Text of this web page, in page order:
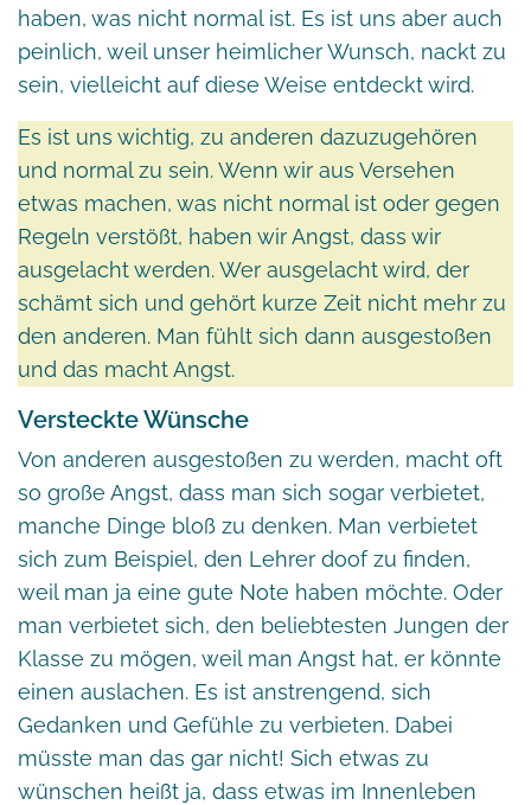
haben, was nicht normal ist. Es ist uns aber auch
peinlich, weil unser heimlicher Wunsch, nackt zu
sein, vielleicht auf diese Weise entdeckt wird.
Es ist uns wichtig, zu anderen dazuzugehören
und normal zu sein. Wenn wir aus Versehen
etwas machen, was nicht normal ist oder gegen
Regeln verstößt, haben wir Angst, dass wir
ausgelacht werden. Wer ausgelacht wird, der
schämt sich und gehört kurze Zeit nicht mehr zu
den anderen. Man fühlt sich dann ausgestoßen
und das macht Angst.
Versteckte Wünsche
Von anderen ausgestoßen zu werden, macht oft
so große Angst, dass man sich sogar verbietet,
manche Dinge bloß zu denken. Man verbietet
sich zum Beispiel, den Lehrer doof zu finden,
weil man ja eine gute Note haben möchte. Oder
man verbietet sich, den beliebtesten Jungen der
Klasse zu mögen, weil man Angst hat, er könnte
einen auslachen. Es ist anstrengend, sich
Gedanken und Gefühle zu verbieten. Dabei
müsste man das gar nicht! Sich etwas zu
wünschen heißt ja, dass etwas im Innenleben